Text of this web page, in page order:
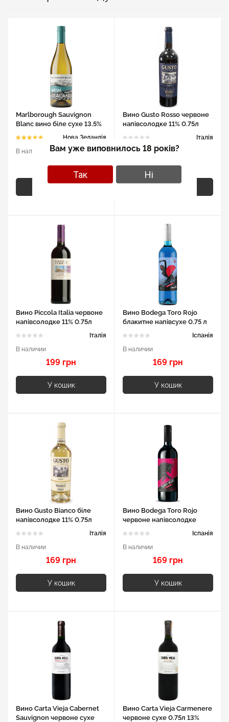
Marlborough Sauvignon
Blanc вино біле сухе 13.5%
0.75л
Нова Зеландія
В наличии
299 грн
Вино Gusto Rosso червоне
напівсолодке 11% 0.75л
Італія
В наличии
169 грн
Вино Piccola Italia червоне
напівсолодке 11% 0.75л
Італія
В наличии
199 грн
У кошик
Вино Bodega Toro Rojo
блакитне напівсухе 0.75 л
Іспанія
В наличии
169 грн
У кошик
Вино Gusto Bianco біле
напівсолодке 11% 0.75л
Італія
В наличии
169 грн
У кошик
Вино Bodega Toro Rojo
червоне напівсолодке
Іспанія
В наличии
169 грн
У кошик
Вино Carta Vieja Cabernet
Sauvignon червоне сухе
Вино Carta Vieja Carmenere
червоне сухе 0.75л 13%
Вам уже виповнилось 18 років?
Так Ні